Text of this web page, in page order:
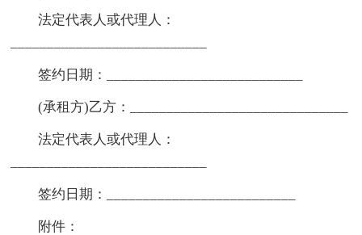
法定代表人或代理人：
签约日期：___________________________
(承租方)乙方：______________________________
法定代表人或代理人：
签约日期：__________________________
附件：